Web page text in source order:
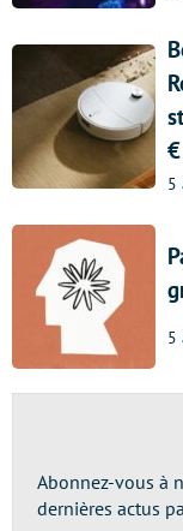
5
5
Abonnez-vous à
dernières actus